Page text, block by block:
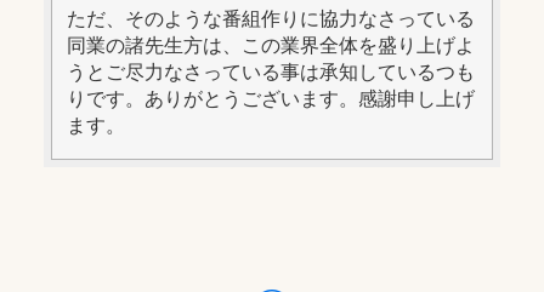
ただ、そのような番組作りに協力なさっている
同業の諸先生方は、この業界全体を盛り上げよ
うとご尽力なさっている事は承知しているつも
りです。ありがとうございます。感謝申し上げ
ます。